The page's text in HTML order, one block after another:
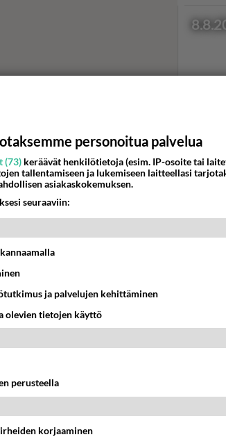
Valitse
Kengät
personoitua palvelua
(73) keräävät henkilötietoja (esim. IP-osoite tai
tallentamiseen ja lukemiseen laitteellasi
asiakaskokemuksen.
seuraaviin:
ja palvelujen kehittäminen
olevien tietojen käyttö
perusteella
korjaaminen